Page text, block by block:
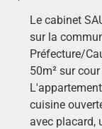
Le cabinet
sur la
Préfecture/
50m² sur
cuisine
avec placard,